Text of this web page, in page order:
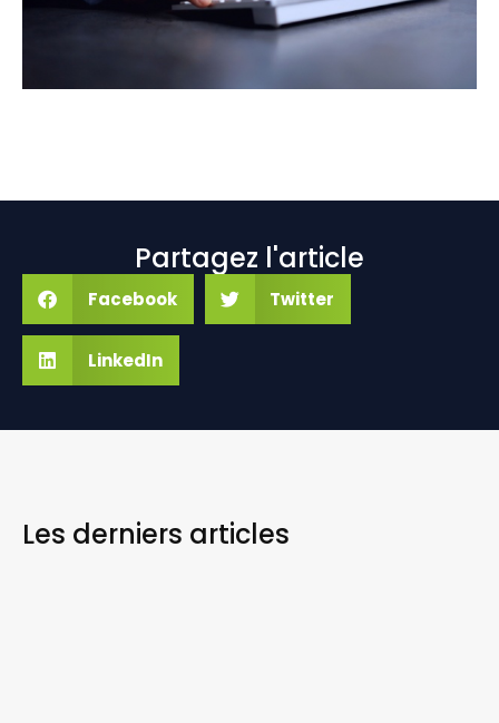
Partagez l'article
Facebook Twitter
LinkedIn
Les derniers articles